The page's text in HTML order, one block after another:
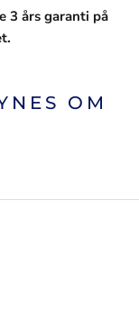
3 års garanti på
OM